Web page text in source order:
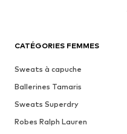
CATÉGORIES FEMMES
Sweats à capuche
Ballerines Tamaris
Sweats Superdry
Robes Ralph Lauren